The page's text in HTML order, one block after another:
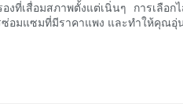
งที่เสื่อมสภาพตั้งแต่เนิ่นๆ การเลือ
ซ่อมแซมที่มีราคาแพง และทำให้คุณ